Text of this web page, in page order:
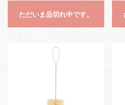
ただいま品切れ中です。